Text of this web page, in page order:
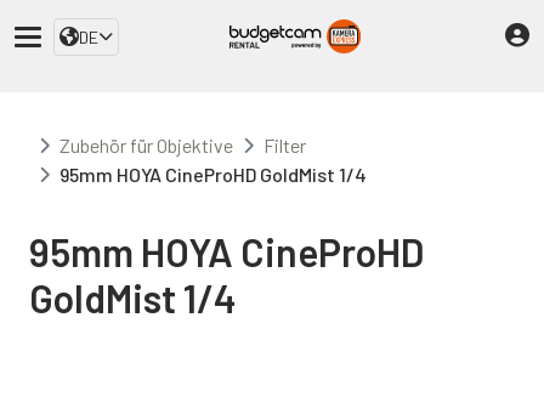
DE
Zubehör für Objektive
Filter
95mm HOYA CineProHD GoldMist 1/4
95mm HOYA CineProHD
GoldMist 1/4